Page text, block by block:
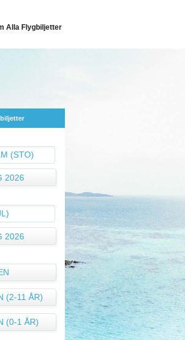
Alla Flygbiljetter
2026
2026
(2-11 ÅR)
(0-1 ÅR)